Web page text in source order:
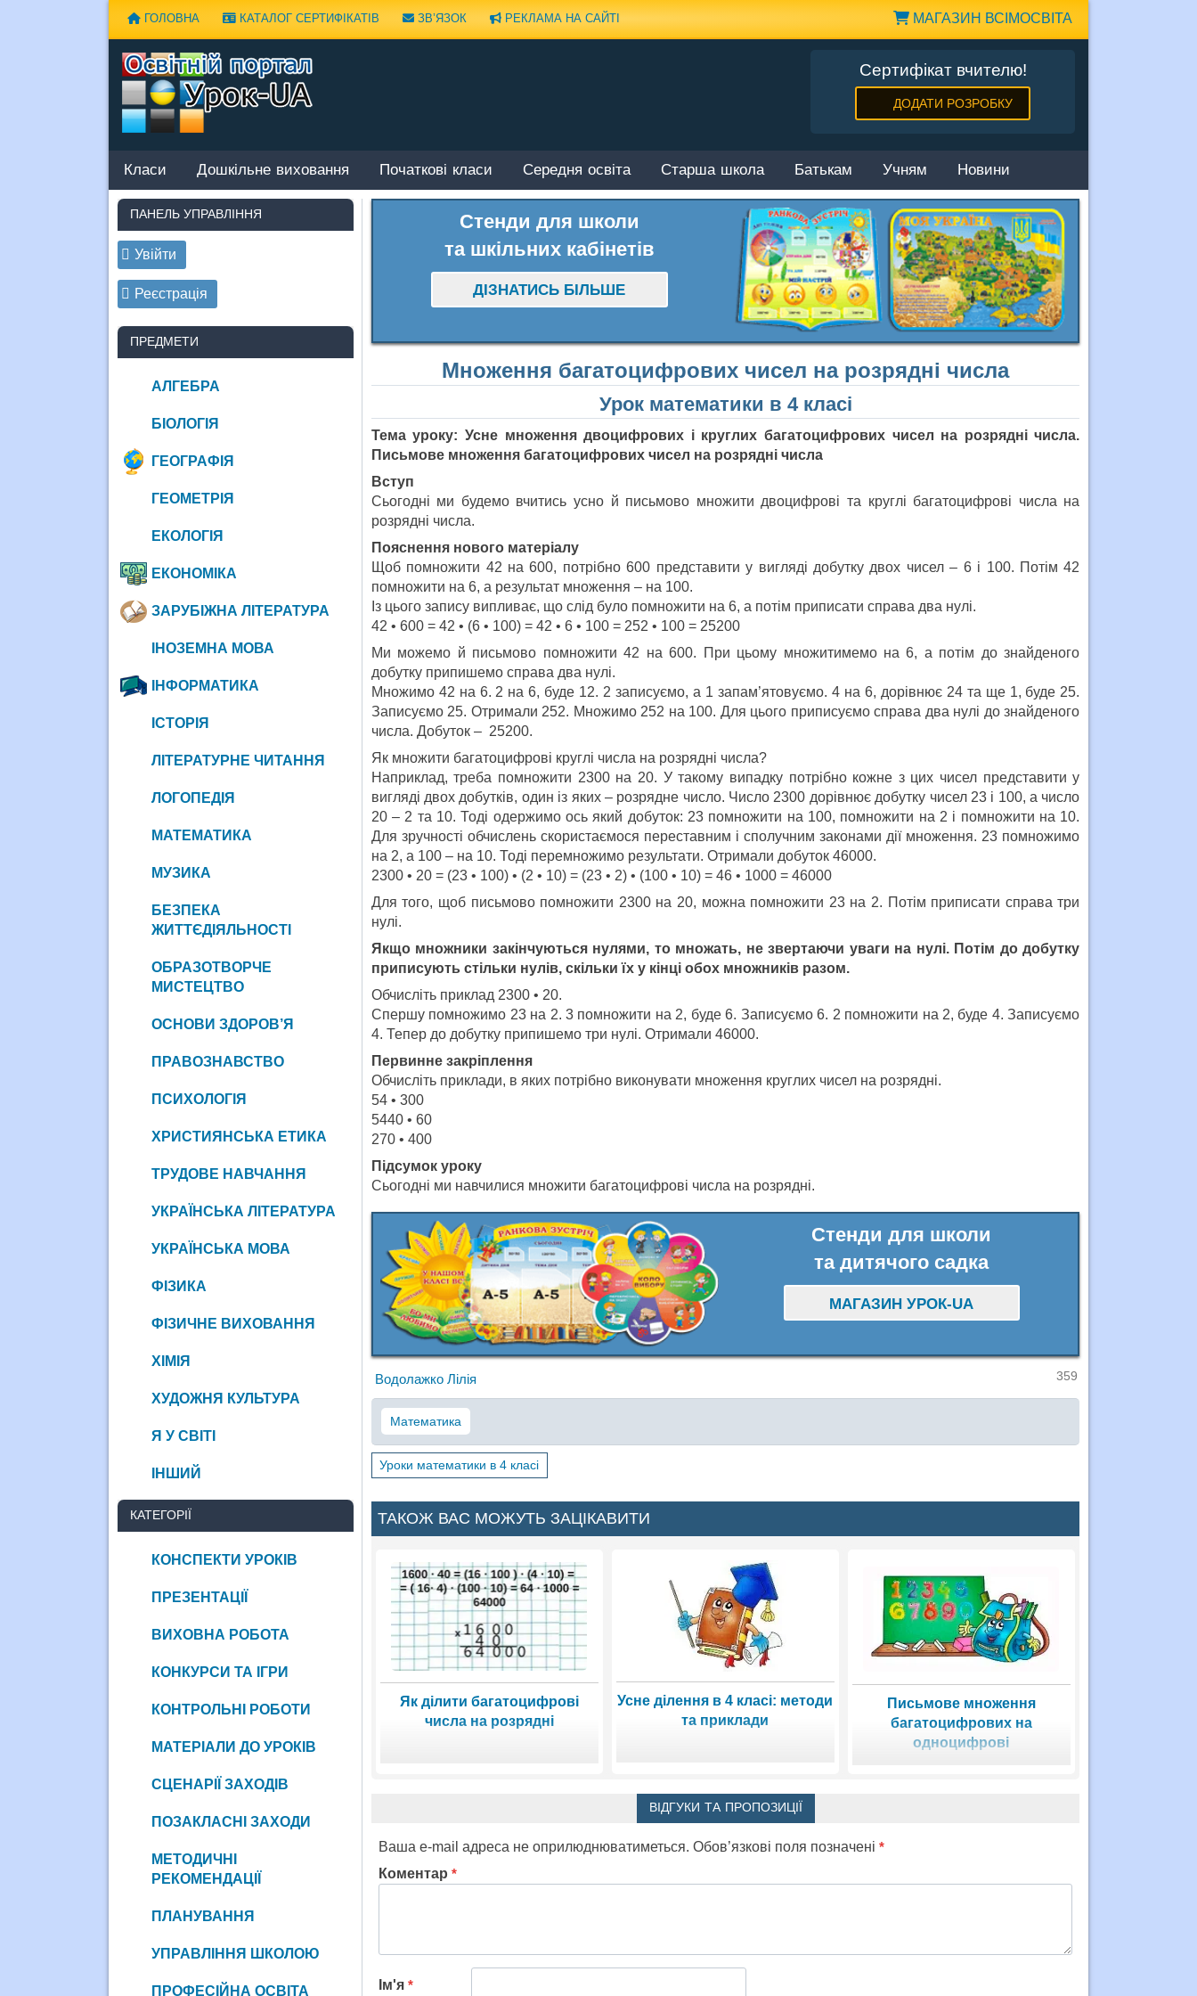
МАГАЗИН ВСІМОСВІТА
ГОЛОВНА КАТАЛОГ СЕРТИФІКАТІВ ЗВ’ЯЗОК РЕКЛАМА НА САЙТІ
Сертифікат вчителю!
ДОДАТИ РОЗРОБКУ
Класи Дошкільне виховання Початкові класи Середня освіта Старша школа Батькам Учням Новини
Стенди для школи
та шкільних кабінетів
ДІЗНАТИСЬ БІЛЬШЕ
Множення багатоцифрових чисел на розрядні числа
Урок математики в 4 класі
Тема уроку: Усне множення двоцифрових і круглих багатоцифрових чисел на розрядні числа.
Письмове множення багатоцифрових чисел на розрядні числа
Вступ
Сьогодні ми будемо вчитись усно й письмово множити двоцифрові та круглі багатоцифрові числа на
розрядні числа.
Пояснення нового матеріалу
Щоб помножити 42 на 600, потрібно 600 представити у вигляді добутку двох чисел – 6 і 100. Потім 42
помножити на 6, а результат множення – на 100.
Із цього запису випливає, що слід було помножити на 6, а потім приписати справа два нулі.
42 • 600 = 42 • (6 • 100) = 42 • 6 • 100 = 252 • 100 = 25200
Ми можемо й письмово помножити 42 на 600. При цьому множитимемо на 6, а потім до знайденого
добутку припишемо справа два нулі.
Множимо 42 на 6. 2 на 6, буде 12. 2 записуємо, а 1 запам’ятовуємо. 4 на 6, дорівнює 24 та ще 1, буде 25.
Записуємо 25. Отримали 252. Множимо 252 на 100. Для цього приписуємо справа два нулі до знайденого
числа. Добуток – 25200.
Як множити багатоцифрові круглі числа на розрядні числа?
Наприклад, треба помножити 2300 на 20. У такому випадку потрібно кожне з цих чисел представити у
вигляді двох добутків, один із яких – розрядне число. Число 2300 дорівнює добутку чисел 23 і 100, а число
20 – 2 та 10. Тоді одержимо ось який добуток: 23 помножити на 100, помножити на 2 і помножити на 10.
Для зручності обчислень скористаємося переставним і сполучним законами дії множення. 23 помножимо
на 2, а 100 – на 10. Тоді перемножимо результати. Отримали добуток 46000.
2300 • 20 = (23 • 100) • (2 • 10) = (23 • 2) • (100 • 10) = 46 • 1000 = 46000
Для того, щоб письмово помножити 2300 на 20, можна помножити 23 на 2. Потім приписати справа три
нулі.
Якщо множники закінчуються нулями, то множать, не звертаючи уваги на нулі. Потім до добутку
приписують стільки нулів, скільки їх у кінці обох множників разом.
Обчисліть приклад 2300 • 20.
Спершу помножимо 23 на 2. 3 помножити на 2, буде 6. Записуємо 6. 2 помножити на 2, буде 4. Записуємо
4. Тепер до добутку припишемо три нулі. Отримали 46000.
Первинне закріплення
Обчисліть приклади, в яких потрібно виконувати множення круглих чисел на розрядні.
54 • 300
5440 • 60
270 • 400
Підсумок уроку
Сьогодні ми навчилися множити багатоцифрові числа на розрядні.
Стенди для школи
та дитячого садка
МАГАЗИН УРОК-UA
Водолажко Лілія 359
Математика
Уроки математики в 4 класі
ТАКОЖ ВАС МОЖУТЬ ЗАЦІКАВИТИ
Як ділити багатоцифрові
числа на розрядні
Усне ділення в 4 класі: методи
та приклади
Письмове множення
багатоцифрових на
одноцифрові
ВІДГУКИ ТА ПРОПОЗИЦІЇ
Ваша e-mail адреса не оприлюднюватиметься. Обов’язкові поля позначені *
Коментар *
Ім'я *
ПАНЕЛЬ УПРАВЛІННЯ
Увійти
Реєстрація
ПРЕДМЕТИ
АЛГЕБРА
БІОЛОГІЯ
ГЕОГРАФІЯ
ГЕОМЕТРІЯ
ЕКОЛОГІЯ
ЕКОНОМІКА
ЗАРУБІЖНА ЛІТЕРАТУРА
ІНОЗЕМНА МОВА
ІНФОРМАТИКА
ІСТОРІЯ
ЛІТЕРАТУРНЕ ЧИТАННЯ
ЛОГОПЕДІЯ
МАТЕМАТИКА
МУЗИКА
БЕЗПЕКА
ЖИТТЄДІЯЛЬНОСТІ
ОБРАЗОТВОРЧЕ
МИСТЕЦТВО
ОСНОВИ ЗДОРОВ’Я
ПРАВОЗНАВСТВО
ПСИХОЛОГІЯ
ХРИСТИЯНСЬКА ЕТИКА
ТРУДОВЕ НАВЧАННЯ
УКРАЇНСЬКА ЛІТЕРАТУРА
УКРАЇНСЬКА МОВА
ФІЗИКА
ФІЗИЧНЕ ВИХОВАННЯ
ХІМІЯ
ХУДОЖНЯ КУЛЬТУРА
Я У СВІТІ
ІНШИЙ
КАТЕГОРІЇ
КОНСПЕКТИ УРОКІВ
ПРЕЗЕНТАЦІЇ
ВИХОВНА РОБОТА
КОНКУРСИ ТА ІГРИ
КОНТРОЛЬНІ РОБОТИ
МАТЕРІАЛИ ДО УРОКІВ
СЦЕНАРІЇ ЗАХОДІВ
ПОЗАКЛАСНІ ЗАХОДИ
МЕТОДИЧНІ
РЕКОМЕНДАЦІЇ
ПЛАНУВАННЯ
УПРАВЛІННЯ ШКОЛОЮ
ПРОФЕСІЙНА ОСВІТА